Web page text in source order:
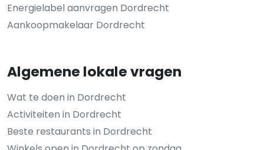
Energielabel aanvragen Dordrecht
Aankoopmakelaar Dordrecht
Algemene lokale vragen
Wat te doen in Dordrecht
Activiteiten in Dordrecht
Beste restaurants in Dordrecht